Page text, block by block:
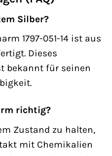
Silber?
1797-051-14 ist aus
Dieses
bekannt für seinen
richtig?
Zustand zu halten,
mit Chemikalien